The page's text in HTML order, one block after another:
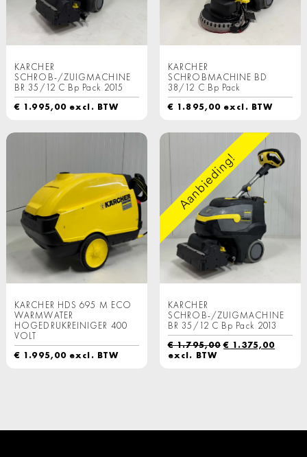
KARCHER
SCHROB-/ZUIGMACHINE
BR 35/12 C Bp Pack 2015
€ 1.995,00 excl. BTW
KARCHER
SCHROBMACHINE BD
38/12 C Bp Pack
€ 1.895,00 excl. BTW
KARCHER HDS 695 M ECO
WARMWATER
HOGEDRUKREINIGER 400
VOLT
€ 1.995,00 excl. BTW
Aanbieding!
KARCHER
SCHROB-/ZUIGMACHINE
BR 35/12 C Bp Pack 2013
€1.795,00 € 1.375,00
excl. BTW